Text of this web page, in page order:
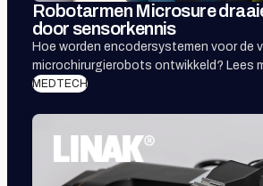
Robotarmen Microsure
door sensorkennis
Hoe worden encodersystemen voor de
microchirurgierobots ontwikkeld? Lees
MEDTECH